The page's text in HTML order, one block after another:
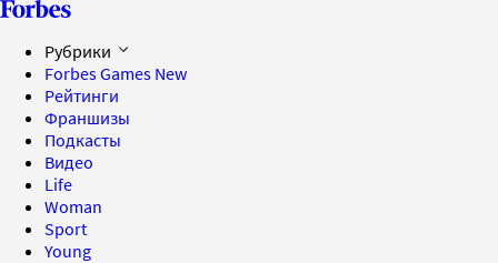
Рубрики
Forbes Games New
Рейтинги
Франшизы
Подкасты
Видео
Life
Woman
Sport
Young